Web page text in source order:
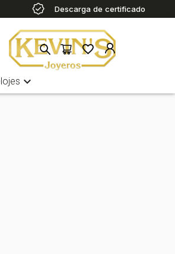
Descarga de certificado
expand_more